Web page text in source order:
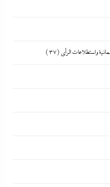
واستطلاعات الرأى (37)